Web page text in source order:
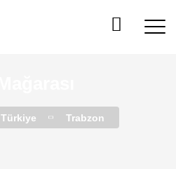
Türkiye Trabzon